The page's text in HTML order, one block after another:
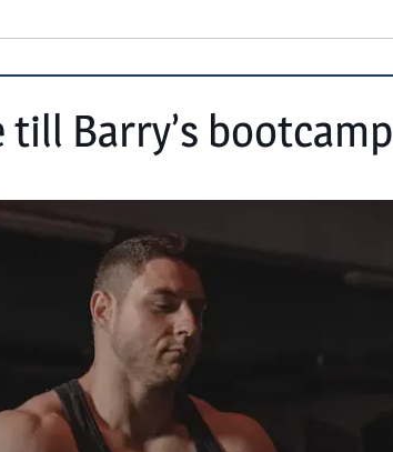
Barry’s bootcamp